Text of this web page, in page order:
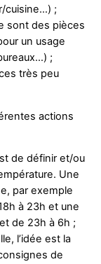
cuisine…) ;
sont des pièces
un usage
;
très peu
actions
de définir et/ou
Une
par exemple
à 23h et une
de 23h à 6h ;
l’idée est la
de